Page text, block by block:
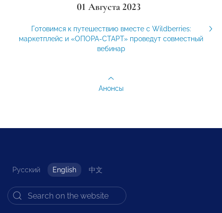
01 Августа 2023
Готовимся к путешествию вместе с Wildberries:
маркетплейс и «ОПОРА-СТАРТ» проведут совместный
вебинар
Анонсы
Русский English 中文